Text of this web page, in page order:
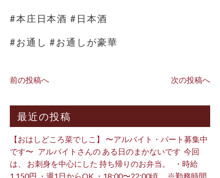
#本庄日本酒 #日本酒
#お通し #お通しが豪華
前の投稿へ 次の投稿へ
最近の投稿
【おはしどころ菜でしこ】 〜アルバイト・パート募集中
です〜 ⁡ ⁡ アルバイトさんの ある日のまかないです ⁡ 今回
は、 お刺身を中心にした 持ち帰りのお弁当。 ⁡ ⁡ ・時給
1,150円 ・週1日からOK ・18:00〜22:00頃 ※勤務時間